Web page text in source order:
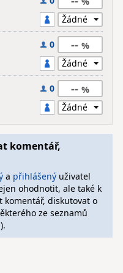
0 --
0 --
komentář,
a přihlášenýuživatel
ohodnotit, ale také k
diskutovat o
ze seznamů